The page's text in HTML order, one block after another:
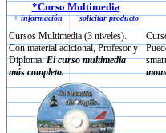
*Curso Multimedia
+ información solicitar producto
Cursos Multimedia (3 niveles).
Con material adicional, Profesor y
Diploma.El curso multimedia
más completo.